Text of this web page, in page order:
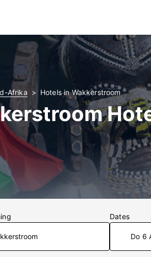
Afrika Hotels in Wakkerstroom
Dates
Do 6